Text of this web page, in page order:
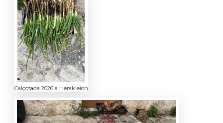
Calçotada 2026 a Herakleion